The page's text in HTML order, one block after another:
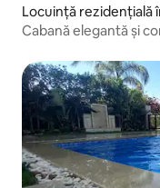
Locuință rezidențială
Cabană elegantă și